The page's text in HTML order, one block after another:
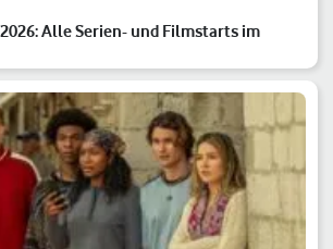
Alle Serien- und Filmstarts im